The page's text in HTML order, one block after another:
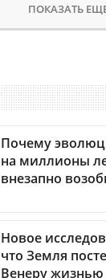
ПОКАЗАТЬ
Почему
на миллионы
внезапно
Новое
что Земля
Венеру жизнью